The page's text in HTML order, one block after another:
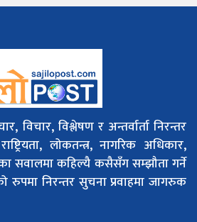
विचार, विश्लेषण र अन्तर्वार्ता निरन्तर
लोकतन्त्र, नागरिक अधिकार,
सवालमा कहिल्यै कसैसँग सम्झौता गर्ने
रुपमा निरन्तर सुचना प्रवाहमा जागरुक